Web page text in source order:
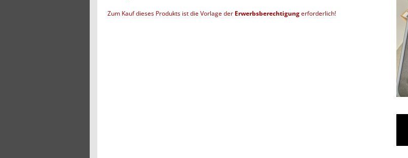
Zum Kauf dieses Produkts ist die Vorlage der Erwerbsberechtigungerforderlich!